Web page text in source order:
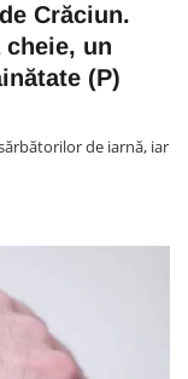
Crăciun.
un
(P)
de iarnă, iar